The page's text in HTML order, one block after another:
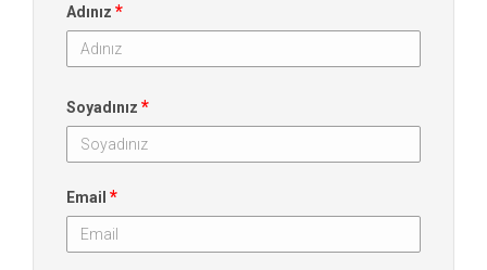
Adınız *
Soyadınız *
Email *